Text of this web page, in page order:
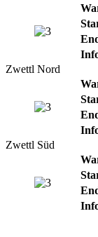
Zwettl Nord
Zwettl Süd